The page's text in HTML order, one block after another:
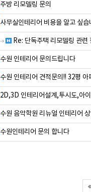
주방 리모델링 문의
사무실인테리어 비용을 알고 싶습
Re: 단독주택 리모델링 관
수원 인테리어 문의드립니다
수원 인테리어 견적문의!! 32평 아
2D,3D 인테리어설계,투시도,아
수원 음악학원 리뉴얼 인테리어
수원인테리어 문의 합니다